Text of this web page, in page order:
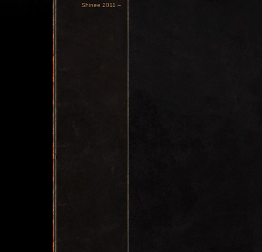
Shinee 2011 –